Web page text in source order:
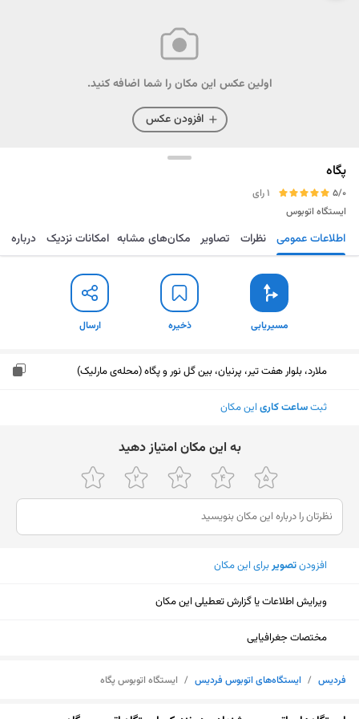
اولین عکس این مکان را شما اضافه کنید.
افزودن عکس
پگاه
5/0
1 رای
ایستگاه اتوبوس
مسیریابی ذخیره ارسال اطلاعات عمومی نظرات تصاویر مکان‌های مشابه امکانات نزدیک درباره
مسیریابی ذخیره ارسال
ملارد، بلوار هفت تیر، پرنیان، بین گل نور و پگاه (محله‌ی مارلیک)
ثبتساعت کاری این مکان
ﺑﻪ اﯾﻦ ﻣﮑﺎن اﻣﺘﯿﺎز دﻫﯿﺪ
افزودنتصویربرای این مکان
ویرایش اطلاعات یا گزارش تعطیلی این مکان
مختصات جغرافیایی
فردیس / ایستگاه‌های اتوبوس فردیس / ایستگاه اتوبوس پگاه